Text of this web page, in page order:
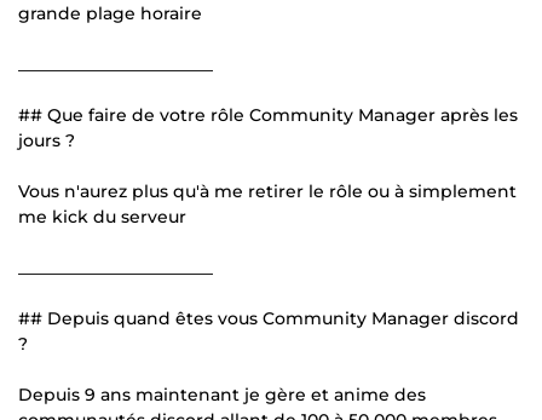
grande plage horaire
## Que faire de votre rôle Community Manager après les
jours ?
Vous n'aurez plus qu'à me retirer le rôle ou à simplement
me kick du serveur
## Depuis quand êtes vous Community Manager discord
?
Depuis 9 ans maintenant je gère et anime des